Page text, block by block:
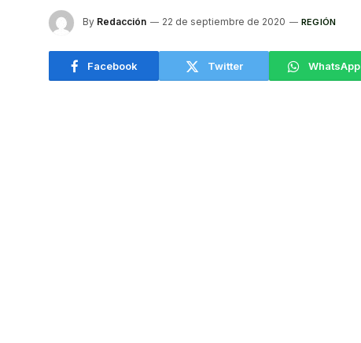
By Redacción 22 de septiembre de 2020 REGIÓN
Facebook Twitter WhatsApp